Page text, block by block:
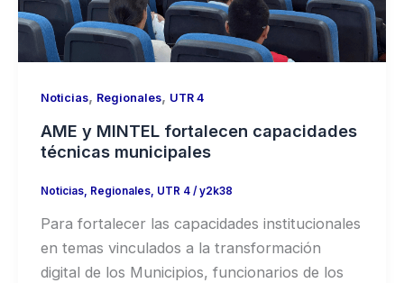
Noticias, Regionales, UTR 4
AME y MINTEL fortalecen capacidades
técnicas municipales
Noticias, Regionales, UTR 4/ y2k38
Para fortalecer las capacidades institucionales
en temas vinculados a la transformación
digital de los Municipios, funcionarios de los